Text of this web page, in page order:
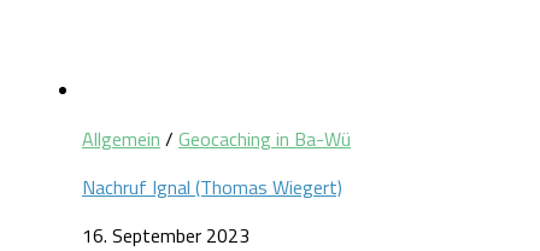
Allgemein / Geocaching in Ba-Wü
Nachruf Ignal (Thomas Wiegert)
16. September 2023